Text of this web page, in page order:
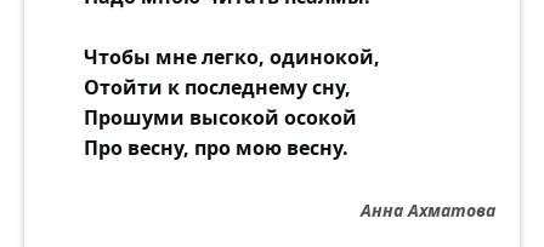
Чтобы мне легко, одинокой,
Отойти к последнему сну,
Прошуми высокой осокой
Про весну, про мою весну.
Анна Ахматова